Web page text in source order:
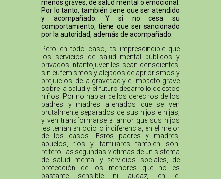
menos graves, de salud mental o emocional.
Por lo tanto, también tiene que ser atendido
y acompañado. Y si no cesa su
comportamiento, tiene que ser sancionado
por la autoridad, además de acompañado.
Pero en todo caso, es imprescindible que
los servicios de salud mental públicos y
privados infantojuveniles sean conscientes,
sin eufemismos y alejados de apriorismos y
prejuicios, de la gravedad y el impacto grave
sobre la salud y el futuro desarrollo de estos
niños. Por no hablar de los derechos de los
padres y madres alienados que se ven
brutalmente separados de sus hijos e hijas,
y ven transformarse el amor que sus hijos
les tenían en odio o indiferencia, en el mejor
de los casos. Estos padres y madres,
abuelos, tíos y familiares también son,
reitero, las segundas víctimas de un sistema
de salud mental y servicios sociales, de
protección de los menores que no es
bastante sensible ni audaz, en el